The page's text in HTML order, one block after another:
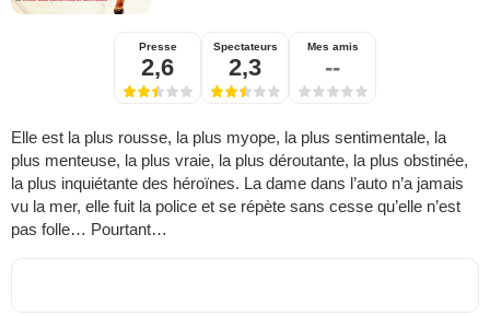
Presse
2,6
Spectateurs
2,3
Mes amis
--
Elle est la plus rousse, la plus myope, la plus sentimentale, la
plus menteuse, la plus vraie, la plus déroutante, la plus obstinée,
la plus inquiétante des héroïnes. La dame dans l’auto n’a jamais
vu la mer, elle fuit la police et se répète sans cesse qu’elle n’est
pas folle… Pourtant…